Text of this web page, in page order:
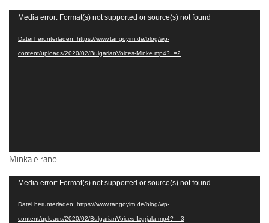
Video-
Media error: Format(s) not supported or source(s) not found
Datei herunterladen: https://www.tangoyim.de/blog/wp-
content/uploads/2020/02/BulgarianVoices-Minke.mp4?_=2
Minka e rano
Video-
Media error: Format(s) not supported or source(s) not found
Datei herunterladen: https://www.tangoyim.de/blog/wp-
content/uploads/2020/02/BulgarianVoices-Izgrjala.mp4?_=3